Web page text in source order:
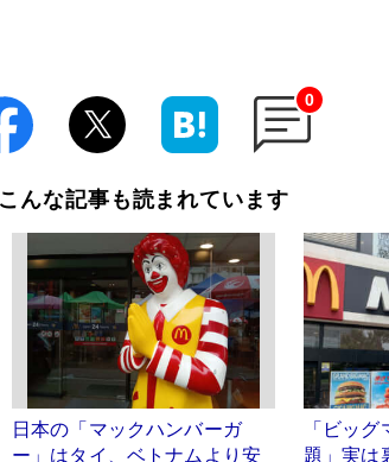
0
こんな記事も読まれています
日本の「マックハンバーガ
ー」はタイ、ベトナムより安
「ビッ
題」実